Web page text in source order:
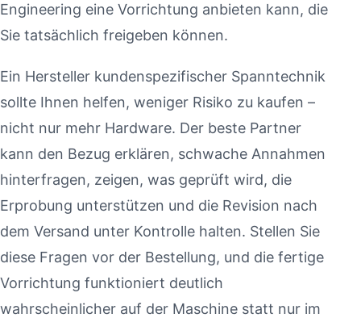
Engineering eine Vorrichtung anbieten kann, die
Sie tatsächlich freigeben können.
Ein Hersteller kundenspezifischer Spanntechnik
sollte Ihnen helfen, weniger Risiko zu kaufen –
nicht nur mehr Hardware. Der beste Partner
kann den Bezug erklären, schwache Annahmen
hinterfragen, zeigen, was geprüft wird, die
Erprobung unterstützen und die Revision nach
dem Versand unter Kontrolle halten. Stellen Sie
diese Fragen vor der Bestellung, und die fertige
Vorrichtung funktioniert deutlich
wahrscheinlicher auf der Maschine statt nur im